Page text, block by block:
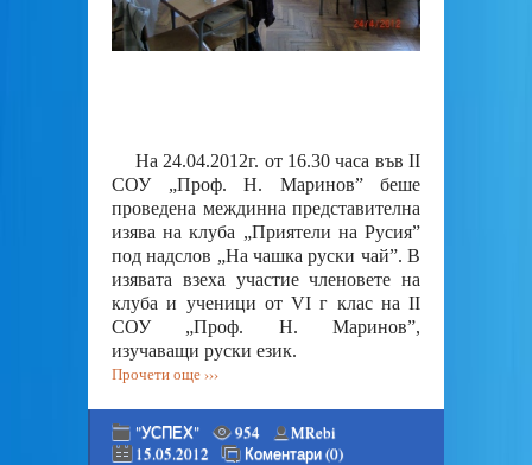
На 24.04.2012г. от 16.30 часа във ІІ
СОУ „Проф. Н. Маринов” беше
проведена междинна представителна
изява на клуба „Приятели на Русия”
под надслов „На чашка руски чай”. В
изявата взеха участие членовете на
клуба и ученици от VІ г клас на ІІ
СОУ „Проф. Н. Маринов”,
изучаващи руски език.
Прочети още ›››
"УСПЕХ" 954
MRebi
15.05.2012
Коментари (0)